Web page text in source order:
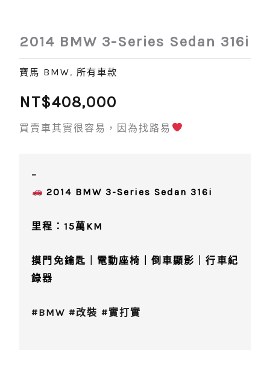
2014 BMW 3-Series Sedan 316i
寶馬 BMW, 所有車款
NT$408,000
買賣車其實很容易，因為找路易
–
2014 BMW 3-Series Sedan 316i
里程：15萬KM
摸門免鑰匙｜電動座椅｜倒車顯影｜行車紀
錄器
#BMW #改裝 #實打實